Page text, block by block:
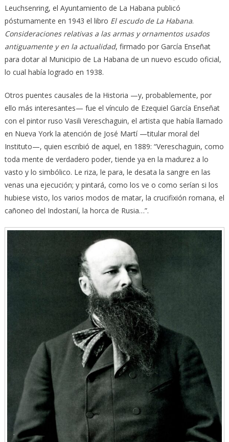
Leuchsenring, el Ayuntamiento de La Habana publicó
póstumamente en 1943 el libro El escudo de La Habana.
Consideraciones relativas a las armas y ornamentos usados
antiguamente y en la actualidad, firmado por García Enseñat
para dotar al Municipio de La Habana de un nuevo escudo oficial,
lo cual había logrado en 1938.
Otros puentes causales de la Historia —y, probablemente, por
ello más interesantes— fue el vínculo de Ezequiel García Enseñat
con el pintor ruso Vasili Vereschaguin, el artista que había llamado
en Nueva York la atención de José Martí —titular moral del
Instituto—, quien escribió de aquel, en 1889: “Vereschaguin, como
toda mente de verdadero poder, tiende ya en la madurez a lo
vasto y lo simbólico. Le riza, le para, le desata la sangre en las
venas una ejecución; y pintará, como los ve o como serían si los
hubiese visto, los varios modos de matar, la crucifixión romana, el
cañoneo del Indostaní, la horca de Rusia…”.